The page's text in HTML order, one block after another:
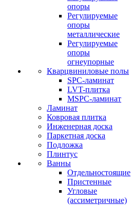
опоры
Регулируемые
опоры
металлические
Регулируемые
опоры
огнеупорные
Кварцвиниловые полы
SPC-ламинат
LVT-плитка
MSPC-ламинат
Ламинат
Ковровая плитка
Инженерная доска
Паркетная доска
Подложка
Плинтус
Ванны
Отдельностоящие
Пристенные
Угловые
(ассиметричные)